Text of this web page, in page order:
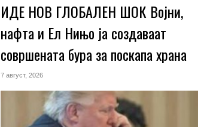
ИДЕ НОВ ГЛОБАЛЕН ШОК Војни,
нафта и Ел Нињо ја создаваат
совршената бура за поскапа храна
7 август, 2026